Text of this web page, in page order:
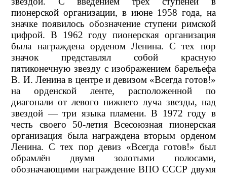
пионерской организации, в июне 1958 года, на
значке появилось обозначение ступени римской
цифрой. В 1962 году пионерская организация
была награждена орденом Ленина. С тех пор
значок представлял собой красную
пятиконечную звезду с изображением барельефа
В. И. Ленина в центре и девизом «Всегда готов!»
на орденской ленте, расположенной по
диагонали от левого нижнего луча звезды, над
звездой — три языка пламени. В 1972 году в
честь своего 50-летия Всесоюзная пионерская
организация была награждена вторым орденом
Ленина. С тех пор девиз «Всегда готов!» был
обрамлён двумя золотыми полосами,
обозначающими награждение ВПО СССР двумя